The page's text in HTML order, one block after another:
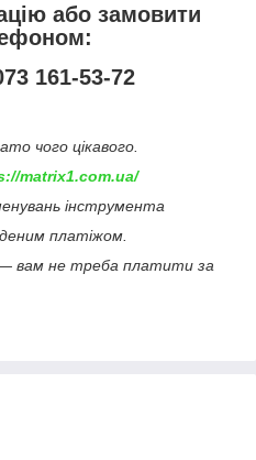
або замовити
161-53-72
чого цікавого.
matrix1.com.ua/
інструмента
платіжом.
— вам не треба платити за